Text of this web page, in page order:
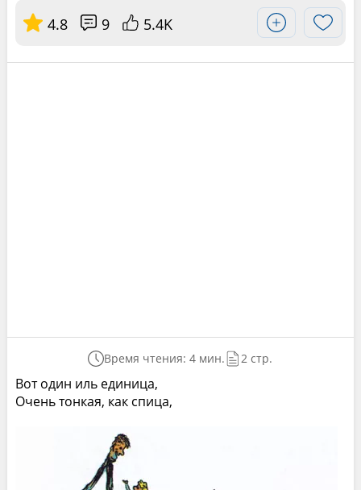
4.8 9 5.4K
Время чтения: 4 мин. 2 стр.
Вот один иль единица,
Очень тонкая, как спица,